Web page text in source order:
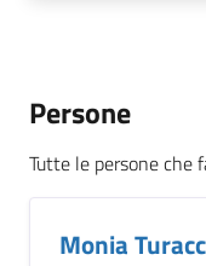
Persone
Tutte le persone che
Monia